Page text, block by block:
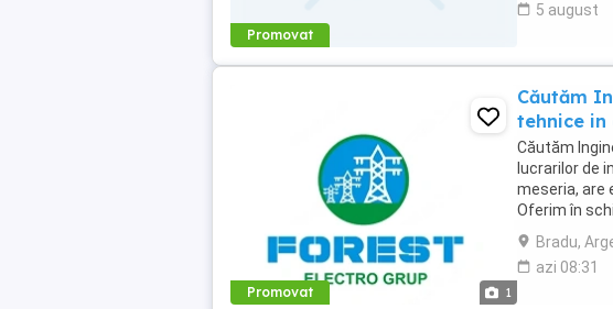
Promovat
5 august
Promovat 1
Căutăm
tehnice in
Căutăm
lucrarilor de
meseria, are
Oferim în
care îl vei
Bradu,
azi 08:31